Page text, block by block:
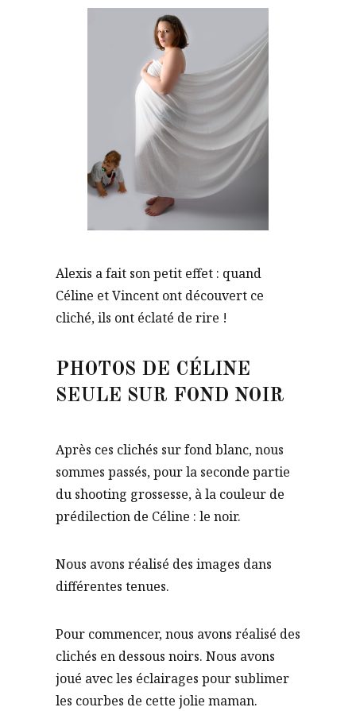
Alexis a fait son petit effet : quand
Céline et Vincent ont découvert ce
cliché, ils ont éclaté de rire !
PHOTOS DE CÉLINE
SEULE SUR FOND NOIR
Après ces clichés sur fond blanc, nous
sommes passés, pour la seconde partie
du shooting grossesse, à la couleur de
prédilection de Céline : le noir.
Nous avons réalisé des images dans
différentes tenues.
Pour commencer, nous avons réalisé des
clichés en dessous noirs. Nous avons
joué avec les éclairages pour sublimer
les courbes de cette jolie maman.